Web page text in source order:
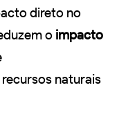
direto no
o impacto
naturais